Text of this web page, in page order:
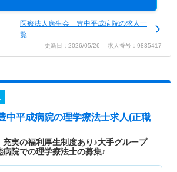
医療法人康生会 豊中平成病院の求人一
覧
更新日：2026/05/26 求人番号：9835417
中平成病院の理学療法士求人(正職
充実の福利厚生制度あり♪大手グループ
院での理学療法士の募集♪